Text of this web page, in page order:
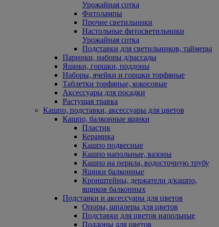
Урожайная сотка
Фитолампы
Прочие светильники
Настольные фитосветильники
Урожайная сотка
Подставки для светильников, таймеры
Парники, наборы д/рассады
Ящики, горшки, поддоны
Наборы, ячейки и горшки торфяные
Таблетки торфяные, кокосовые
Аксессуары для посадки
Растущая травка
Кашпо, подставки, аксессуары для цветов
Кашпо, балконные ящики
Пластик
Керамика
Кашпо подвесные
Кашпо напольные, вазоны
Кашпо на перила, водосточную трубу
Ящики балконные
Кронштейны, держатели д/кашпо,
ящиков балконных
Подставки и аксессуары для цветов
Опоры, шпалеры для цветов
Подставки для цветов напольные
Поддоны для цветов